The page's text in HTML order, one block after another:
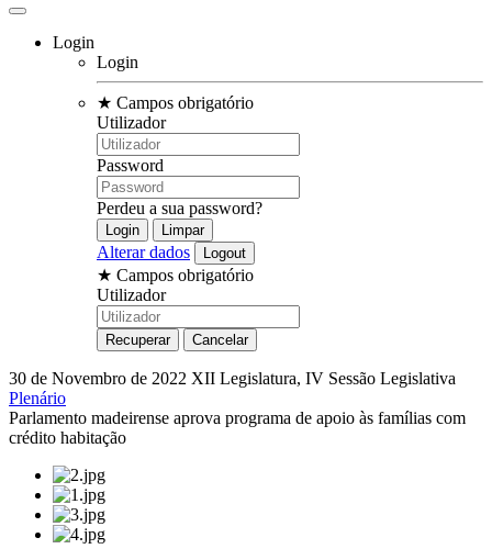
Login
Login
★ Campos obrigatório
Utilizador
Password
Perdeu a sua password?
Alterar dados
★ Campos obrigatório
Utilizador
30 de Novembro de 2022 XII Legislatura, IV Sessão Legislativa
Plenário
Parlamento madeirense aprova programa de apoio às famílias com
crédito habitação